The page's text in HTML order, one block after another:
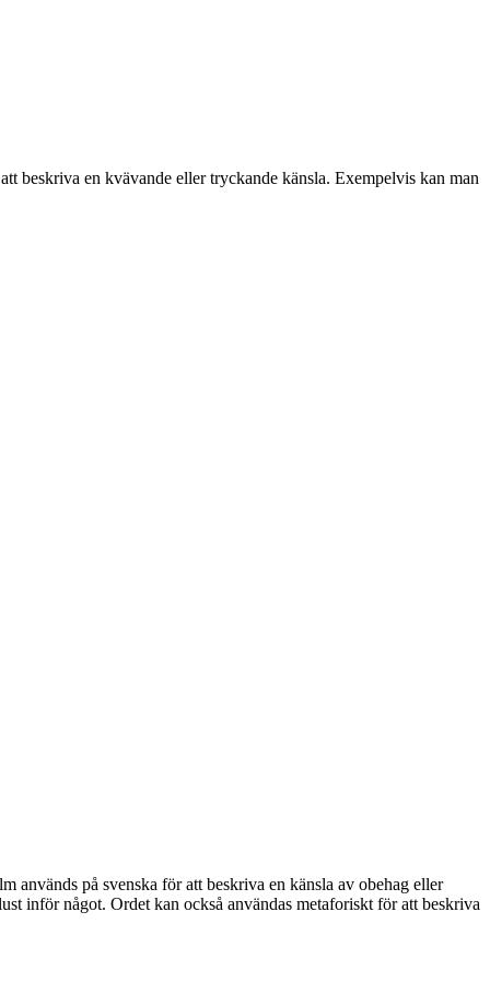
beskriva en kvävande eller tryckande känsla. Exempelvis kan man
på svenska för att beskriva en känsla av obehag eller
inför något. Ordet kan också användas metaforiskt för att beskriva